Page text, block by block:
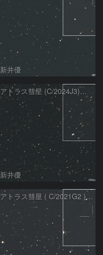
新井優
アトラス彗星 (C/2024J3)：2026/07/09
新井優
アトラス彗星 ( C/2021G2 )：2026/07/08